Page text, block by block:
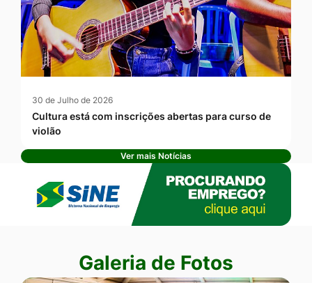
30 de Julho de 2026
Cultura está com inscrições abertas para curso de
violão
Ver mais Notícias
Seção Galeria de Fotos
Galeria de Fotos